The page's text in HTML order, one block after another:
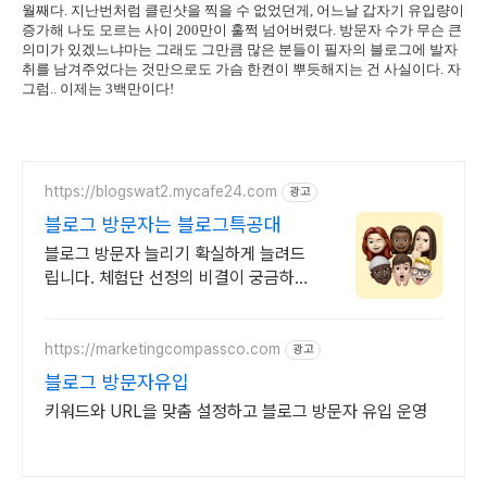
월째다. 지난번처럼 클린샷을 찍을 수 없었던게, 어느날 갑자기 유입량이
증가해 나도 모르는 사이 200만이 훌쩍 넘어버렸다. 방문자 수가 무슨 큰
의미가 있겠느냐마는 그래도 그만큼 많은 분들이 필자의 블로그에 발자
취를 남겨주었다는 것만으로도 가슴 한켠이 뿌듯해지는 건 사실이다. 자
그럼.. 이제는 3백만이다!
https://blogswat2.mycafe24.com 광고
블로그 방문자는 블로그특공대
블로그 방문자 늘리기 확실하게 늘려드
립니다. 체험단 선정의 비결이 궁금하시
https://marketingcompassco.com 광고
블로그 방문자유입
키워드와 URL을 맞춤 설정하고 블로그 방문자 유입 운영